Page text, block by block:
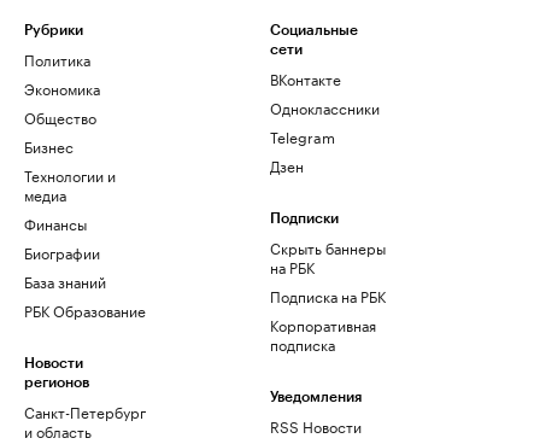
Рубрики
Политика
Экономика
Общество
Бизнес
Технологии и
медиа
Финансы
Биографии
База знаний
РБК Образование
Новости
регионов
Санкт-Петербург
и область
Социальные
сети
ВКонтакте
Одноклассники
Telegram
Дзен
Подписки
Скрыть баннеры
на РБК
Подписка на РБК
Корпоративная
подписка
Уведомления
RSS Новости